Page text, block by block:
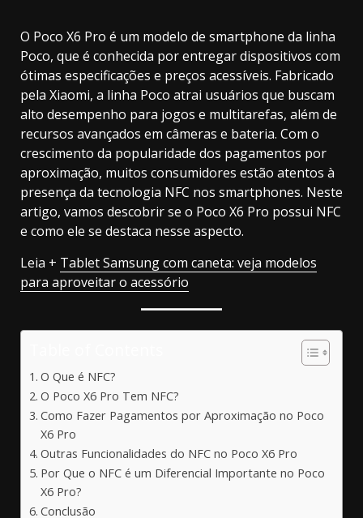
O Poco X6 Pro é um modelo de smartphone da linha
Poco, que é conhecida por entregar dispositivos com
ótimas especificações e preços acessíveis. Fabricado
pela Xiaomi, a linha Poco atrai usuários que buscam
alto desempenho para jogos e multitarefas, além de
recursos avançados em câmeras e bateria. Com o
crescimento da popularidade dos pagamentos por
aproximação, muitos consumidores estão atentos à
presença da tecnologia NFC nos smartphones. Neste
artigo, vamos descobrir se o Poco X6 Pro possui NFC
e como ele se destaca nesse aspecto.
Leia + Tablet Samsung com caneta: veja modelos
para aproveitar o acessório
O Que é NFC?
O Poco X6 Pro Tem NFC?
Como Fazer Pagamentos por Aproximação no Poco
X6 Pro
Outras Funcionalidades do NFC no Poco X6 Pro
Por Que o NFC é um Diferencial Importante no Poco
X6 Pro?
Conclusão